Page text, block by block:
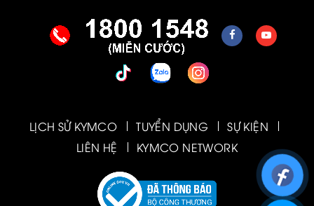
LỊCH SỬ KYMCO TUYỂN DỤNG
SỰ KIỆN
LIÊN HỆ
KYMCO NETWORK